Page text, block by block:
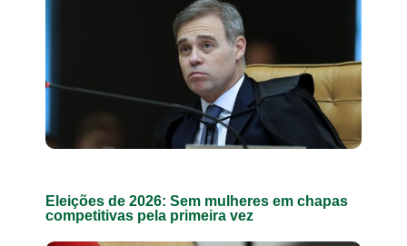
Eleições de 2026: Sem mulheres em chapas
competitivas pela primeira vez